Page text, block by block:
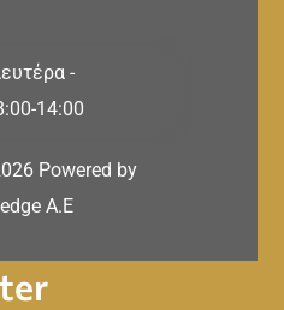
-
14:00
Powered by
A.E